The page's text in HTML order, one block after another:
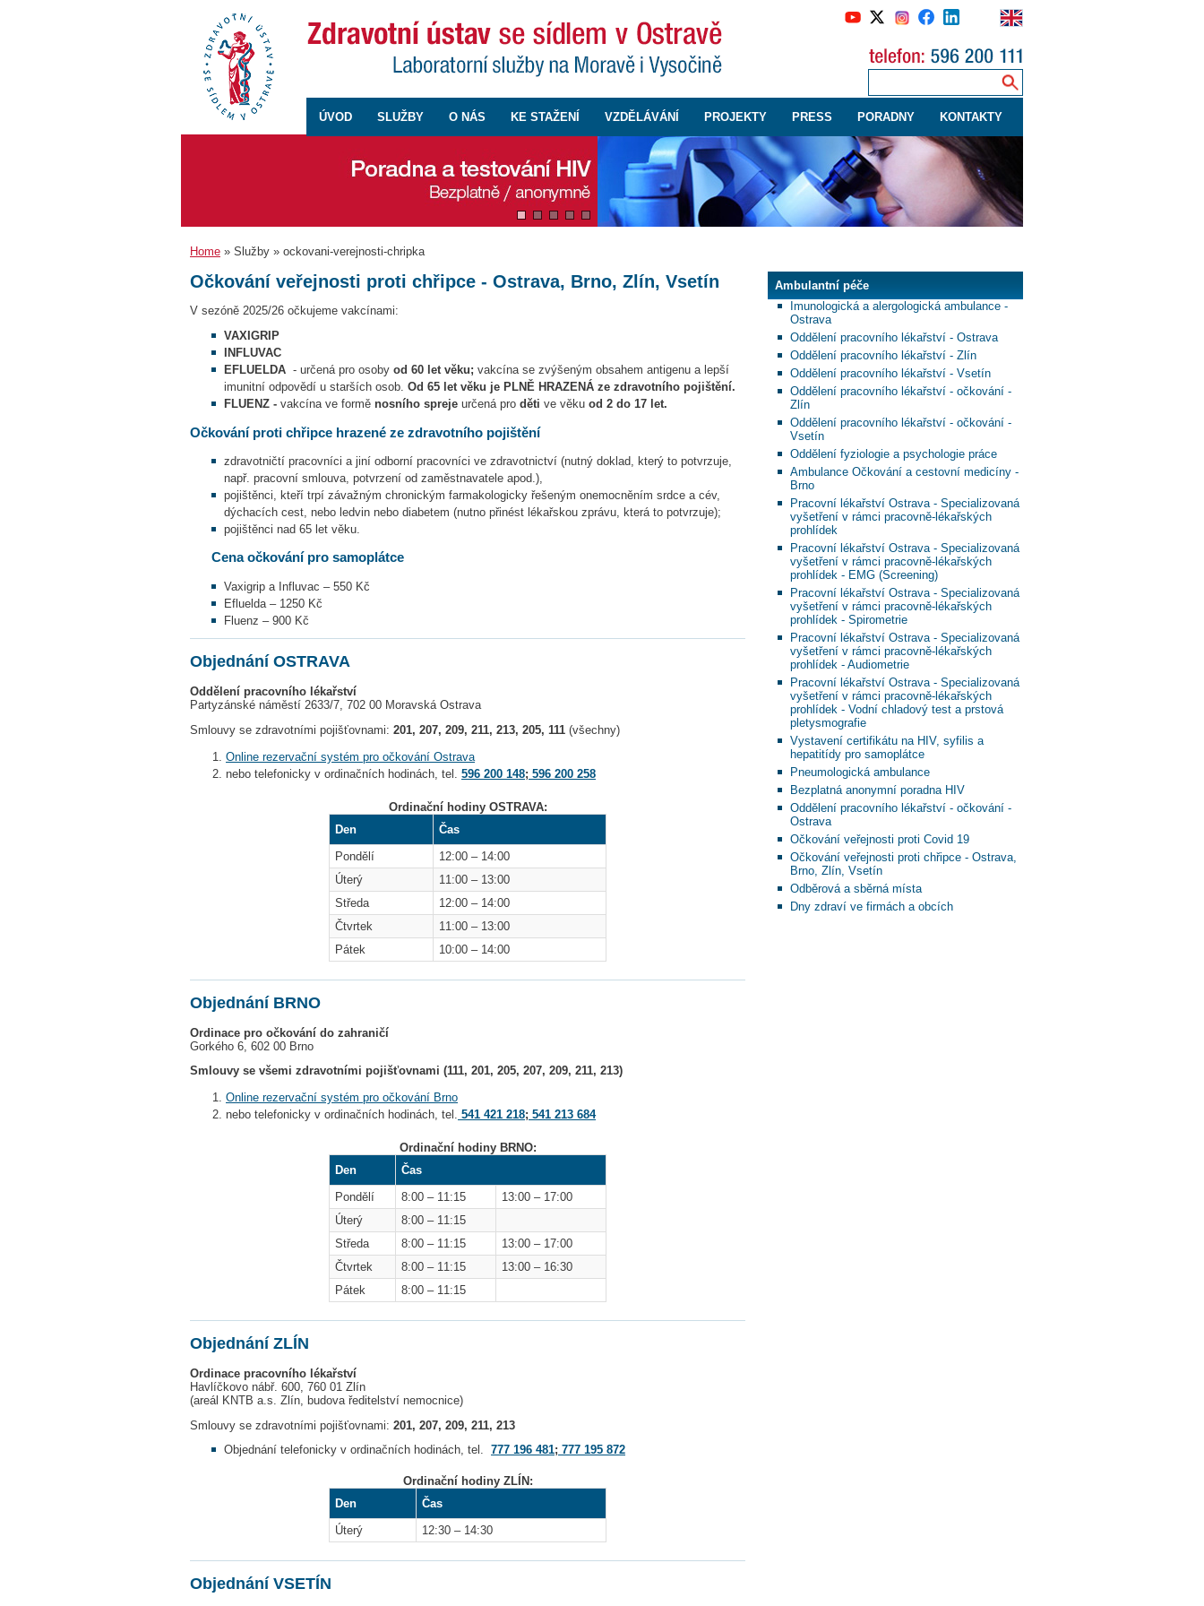
ÚVOD SLUŽBY O NÁS KE STAŽENÍ VZDĚLÁVÁNÍ PROJEKTY PRESS PORADNY KONTAKTY
Home » Služby » ockovani-verejnosti-chripka
Očkování veřejnosti proti chřipce - Ostrava, Brno, Zlín, Vsetín
V sezóně 2025/26 očkujeme vakcínami:
VAXIGRIP
INFLUVAC
EFLUELDA - určená pro osoby od 60 let věku; vakcína se zvýšeným obsahem antigenu a lepší
imunitní odpovědí u starších osob. Od 65 let věku je PLNĚ HRAZENÁ ze zdravotního pojištění.
FLUENZ - vakcína ve formě nosního spreje určená pro děti ve věku od 2 do 17 let.
Očkování proti chřipce hrazené ze zdravotního pojištění
zdravotničtí pracovníci a jiní odborní pracovníci ve zdravotnictví (nutný doklad, který to potvrzuje,
např. pracovní smlouva, potvrzení od zaměstnavatele apod.),
pojištěnci, kteří trpí závažným chronickým farmakologicky řešeným onemocněním srdce a cév,
dýchacích cest, nebo ledvin nebo diabetem (nutno přinést lékařskou zprávu, která to potvrzuje);
pojištěnci nad 65 let věku.
Cena očkování pro samoplátce
Vaxigrip a Influvac – 550 Kč
Efluelda – 1250 Kč
Fluenz – 900 Kč
Objednání OSTRAVA
Oddělení pracovního lékařství
Partyzánské náměstí 2633/7, 702 00 Moravská Ostrava
Smlouvy se zdravotními pojišťovnami: 201, 207, 209, 211, 213, 205, 111 (všechny)
Online rezervační systém pro očkování Ostrava
nebo telefonicky v ordinačních hodinách, tel. 596 200 148; 596 200 258
Ordinační hodiny OSTRAVA:
Den
Čas
Pondělí
12:00 – 14:00
Úterý
11:00 – 13:00
Středa
12:00 – 14:00
Čtvrtek
11:00 – 13:00
Pátek
10:00 – 14:00
Objednání BRNO
Ordinace pro očkování do zahraničí
Gorkého 6, 602 00 Brno
Smlouvy se všemi zdravotními pojišťovnami (111, 201, 205, 207, 209, 211, 213)
Online rezervační systém pro očkování Brno
nebo telefonicky v ordinačních hodinách, tel. 541 421 218; 541 213 684
Ordinační hodiny BRNO:
Den
Čas
Pondělí
8:00 – 11:15
13:00 – 17:00
Úterý
8:00 – 11:15
Středa
8:00 – 11:15
13:00 – 17:00
Čtvrtek
8:00 – 11:15
13:00 – 16:30
Pátek
8:00 – 11:15
Objednání ZLÍN
Ordinace pracovního lékařství
Havlíčkovo nábř. 600, 760 01 Zlín
(areál KNTB a.s. Zlín, budova ředitelství nemocnice)
Smlouvy se zdravotními pojišťovnami: 201, 207, 209, 211, 213
Objednání telefonicky v ordinačních hodinách, tel. 777 196 481; 777 195 872
Ordinační hodiny ZLÍN:
Den
Čas
Úterý
12:30 – 14:30
Objednání VSETÍN
Ambulantní péče
Imunologická a alergologická ambulance -
Ostrava
Oddělení pracovního lékařství - Ostrava
Oddělení pracovního lékařství - Zlín
Oddělení pracovního lékařství - Vsetín
Oddělení pracovního lékařství - očkování -
Zlín
Oddělení pracovního lékařství - očkování -
Vsetín
Oddělení fyziologie a psychologie práce
Ambulance Očkování a cestovní medicíny -
Brno
Pracovní lékařství Ostrava - Specializovaná
vyšetření v rámci pracovně-lékařských
prohlídek
Pracovní lékařství Ostrava - Specializovaná
vyšetření v rámci pracovně-lékařských
prohlídek - EMG (Screening)
Pracovní lékařství Ostrava - Specializovaná
vyšetření v rámci pracovně-lékařských
prohlídek - Spirometrie
Pracovní lékařství Ostrava - Specializovaná
vyšetření v rámci pracovně-lékařských
prohlídek - Audiometrie
Pracovní lékařství Ostrava - Specializovaná
vyšetření v rámci pracovně-lékařských
prohlídek - Vodní chladový test a prstová
pletysmografie
Vystavení certifikátu na HIV, syfilis a
hepatitídy pro samoplátce
Pneumologická ambulance
Bezplatná anonymní poradna HIV
Oddělení pracovního lékařství - očkování -
Ostrava
Očkování veřejnosti proti Covid 19
Očkování veřejnosti proti chřipce - Ostrava,
Brno, Zlín, Vsetín
Odběrová a sběrná místa
Dny zdraví ve firmách a obcích